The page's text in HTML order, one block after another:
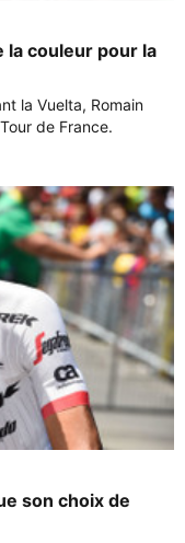
la couleur pour la
la Vuelta, Romain
de France.
son choix de